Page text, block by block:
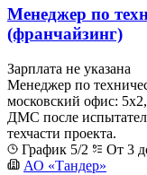
Менеджер по
(франчайзинг)
Зарплата не указана
Менеджер по
московский офис:
ДМС после
техчасти проекта.
График 5/2
От 3
АО «Тандер»